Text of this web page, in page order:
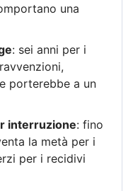
una
: sei anni per i
porterebbe a un
interruzione: fino
la metà per i
per i recidivi